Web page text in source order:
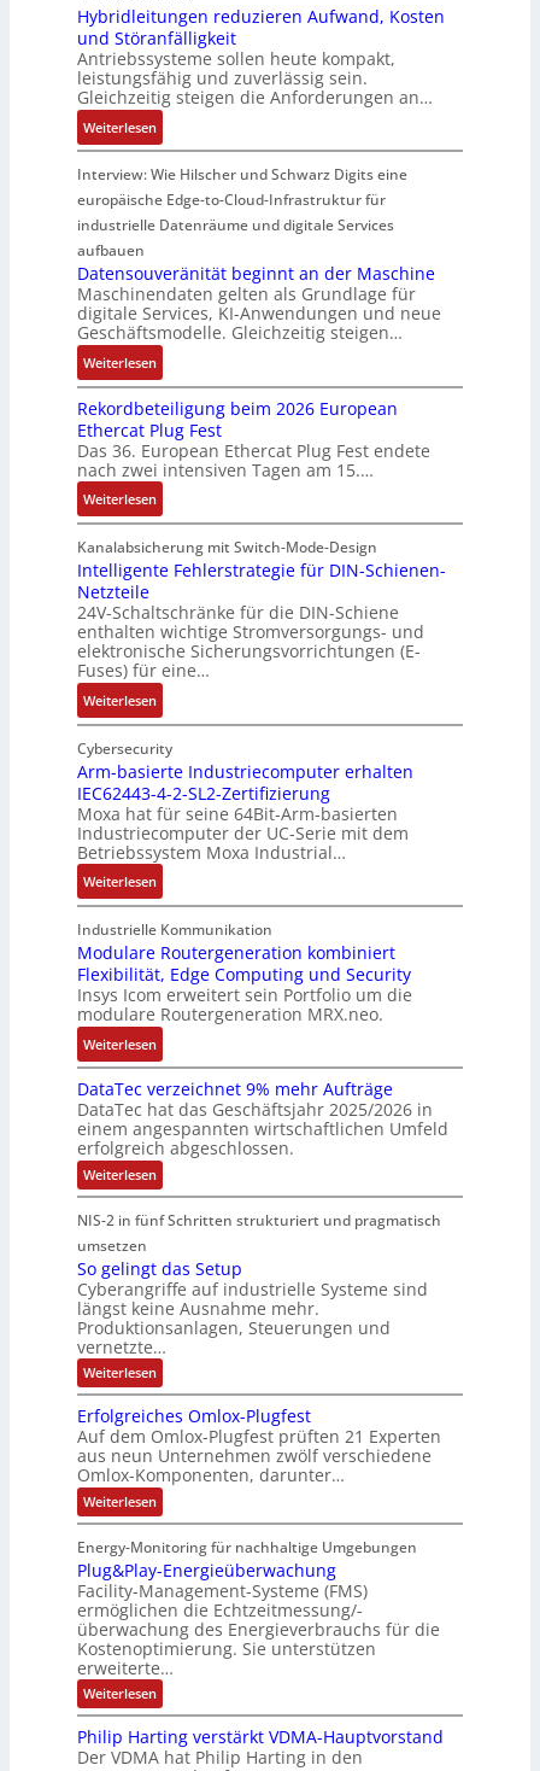
n
g
f
ü
r
r
a
u
e
U
m
g
e
b
u
n
g
e
n
d
i
e
P
r
o
d
u
k
t
i
o
n
s
a
n
a
l
y
s
e
g
f
ü
r
C
r
i
m
p
w
e
r
k
z
e
u
g
e
W
e
g
s
e
n
s
o
r
ü
b
e
r
w
a
c
h
t
t
h
e
r
m
i
s
c
h
e
G
e
h
ä
u
s
e
d
e
h
n
u
n
g
e
n
f
e
r
m
o
d
u
l
e
m
i
t
2
0
u
n
d
4
0
A
Hybridleitungen reduzieren Aufwand, Kosten
und Störanfälligkeit
Antriebssysteme sollen heute kompakt,
leistungsfähig und zuverlässig sein.
Gleichzeitig steigen die Anforderungen an…
Weiterlesen:
H
y
b
r
l
e
i
u
n
g
e
n
e
u
i
e
r
e
n
A
u
f
w
a
n
d
,
K
o
t
e
n
u
n
d
S
t
ö
r
a
n
ä
l
l
i
g
k
e
i
t
Interview: Wie Hilscher und Schwarz Digits eine
europäische Edge-to-Cloud-Infrastruktur für
industrielle Datenräume und digitale Services
aufbauen
Datensouveränität beginnt an der Maschine
Maschinendaten gelten als Grundlage für
digitale Services, KI-Anwendungen und neue
Geschäftsmodelle. Gleichzeitig steigen…
Weiterlesen:
D
a
t
e
n
s
o
u
v
r
ä
n
i
t
ä
t
b
e
g
i
n
n
t
a
n
d
e
r
M
a
s
c
h
i
n
Rekordbeteiligung beim 2026 European
Ethercat Plug Fest
Das 36. European Ethercat Plug Fest endete
nach zwei intensiven Tagen am 15.…
Weiterlesen:
R
e
k
r
d
b
e
t
e
i
l
i
g
u
n
g
b
e
m
2
0
2
6
E
u
r
o
p
a
E
t
h
r
c
a
t
P
l
u
g
F
e
s
t
Kanalabsicherung mit Switch-Mode-Design
Intelligente Fehlerstrategie für DIN-Schienen-
Netzteile
24V-Schaltschränke für die DIN-Schiene
enthalten wichtige Stromversorgungs- und
elektronische Sicherungsvorrichtungen (E-
Fuses) für eine…
Weiterlesen:
I
n
t
e
l
l
i
g
e
n
e
F
e
h
l
e
r
s
t
r
a
t
g
i
e
ü
r
D
I
N
-
S
c
h
i
e
n
e
n
-
N
e
t
Cybersecurity
Arm-basierte Industriecomputer erhalten
IEC62443-4-2-SL2-Zertifizierung
Moxa hat für seine 64Bit-Arm-basierten
Industriecomputer der UC-Serie mit dem
Betriebssystem Moxa Industrial…
Weiterlesen:
A
r
m
-
b
a
s
i
e
r
t
e
I
n
d
s
t
r
i
e
c
o
m
p
u
t
e
r
e
r
h
a
l
t
e
n
I
Industrielle Kommunikation
Modulare Routergeneration kombiniert
Flexibilität, Edge Computing und Security
Insys Icom erweitert sein Portfolio um die
modulare Routergeneration MRX.neo.
Weiterlesen:
M
o
d
u
l
a
r
e
o
u
t
e
r
g
e
n
e
r
a
t
i
o
n
k
o
m
b
i
n
i
DataTec verzeichnet 9% mehr Aufträge
DataTec hat das Geschäftsjahr 2025/2026 in
einem angespannten wirtschaftlichen Umfeld
erfolgreich abgeschlossen.
Weiterlesen:
D
t
e
c
v
e
z
e
i
c
h
n
e
t
9
%
m
e
r
A
u
f
t
r
ä
g
e
NIS-2 in fünf Schritten strukturiert und pragmatisch
umsetzen
So gelingt das Setup
Cyberangriffe auf industrielle Systeme sind
längst keine Ausnahme mehr.
Produktionsanlagen, Steuerungen und
vernetzte…
Weiterlesen:
S
o
g
e
i
n
g
t
d
a
s
S
e
t
u
p
Erfolgreiches Omlox-Plugfest
Auf dem Omlox-Plugfest prüften 21 Experten
aus neun Unternehmen zwölf verschiedene
Omlox-Komponenten, darunter…
Weiterlesen:
E
f
o
l
g
r
e
i
c
h
e
s
O
m
Energy-Monitoring für nachhaltige Umgebungen
Plug&Play-Energieüberwachung
Facility-Management-Systeme (FMS)
ermöglichen die Echtzeitmessung/-
überwachung des Energieverbrauchs für die
Kostenoptimierung. Sie unterstützen
erweiterte…
Weiterlesen:
P
u
g
Philip Harting verstärkt VDMA-Hauptvorstand
Der VDMA hat Philip Harting in den